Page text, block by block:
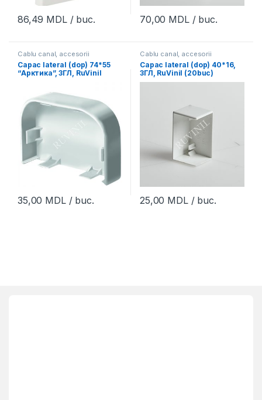
86,49 MDL/ buc. 70,00 MDL/ buc.
Cablu canal, accesorii
Capac lateral (dop) 74*55
“Арктика”, ЗГЛ, RuVinil
35,00 MDL/ buc.
Cablu canal, accesorii
Capac lateral (dop) 40*16,
ЗГЛ, RuVinil (20buc)
25,00 MDL/ buc.